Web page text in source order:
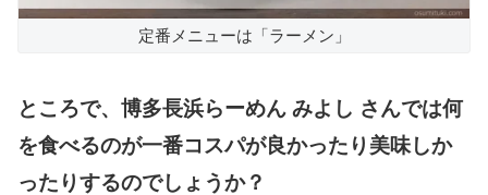
定番メニューは「ラーメン」
ところで、博多長浜らーめん みよし さんでは何
を食べるのが一番コスパが良かったり美味しか
ったりするのでしょうか？